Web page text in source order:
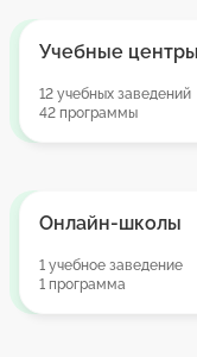
Учебные центры
12 учебных заведений
42 программы
Онлайн-школы
1 учебное заведение
1 программа